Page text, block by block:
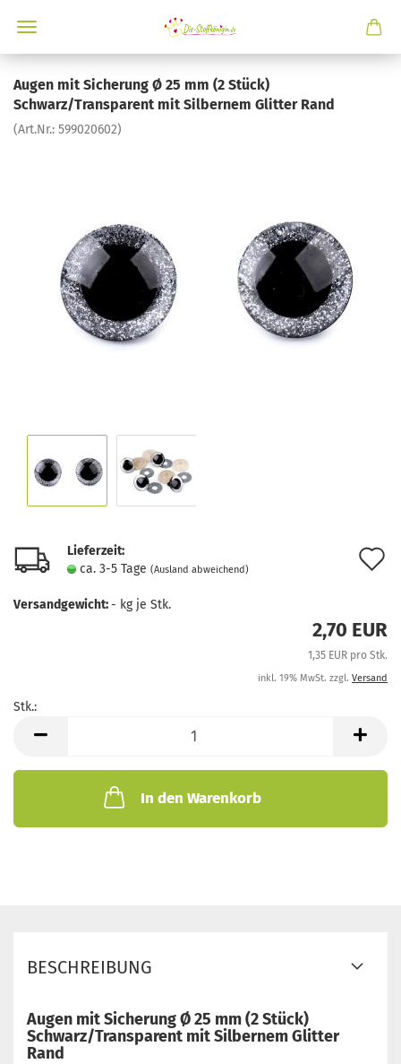
Augen mit Sicherung Ø 25 mm (2 Stück)
Schwarz/Transparent mit Silbernem Glitter Rand
(Art.Nr.: 599020602)
Lieferzeit:
ca. 3-5 Tage (Ausland abweichend)
Versandgewicht:- kg je Stk.
2,70 EUR
1,35 EUR pro Stk.
inkl. 19% MwSt. zzgl. Versand
Stk.:
In den Warenkorb
BESCHREIBUNG
Augen mit Sicherung Ø 25 mm (2 Stück)
Schwarz/Transparent mit Silbernem Glitter
Rand